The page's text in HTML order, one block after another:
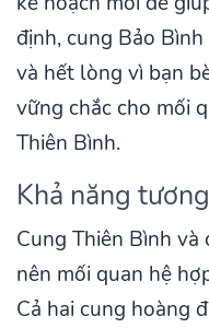
định, cung Bảo
và hết lòng vì bạn
vững chắc cho mối
Thiên Bình.
Khả năng
Cung Thiên Bình
nên mối quan hệ
Cả hai cung hoàng